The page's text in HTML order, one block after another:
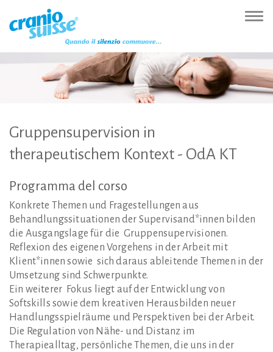
(Accesskey
Hauptnavigation
(Accesskey
Inhalt
(Accesskey
Sprachumschaltung
(Accesskey
Gruppensupervision in
therapeutischem Kontext - OdA KT
Programma del corso
Konkrete Themen und Fragestellungen aus
Behandlungssituationen der Supervisand*innen bilden
die Ausgangslage für die Gruppensupervisionen.
Reflexion des eigenen Vorgehens in der Arbeit mit
Klient*innen sowie sich daraus ableitende Themen in der
Umsetzung sind Schwerpunkte.
Ein weiterer Fokus liegt auf der Entwicklung von
Softskills sowie dem kreativen Herausbilden neuer
Handlungsspielräume und Perspektiven bei der Arbeit.
Die Regulation von Nähe- und Distanz im
Therapiealltag, persönliche Themen, die uns in der